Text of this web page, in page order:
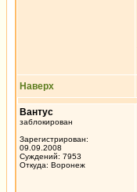
Наверх
Вантус
заблокирован
Зарегистрирован:
09.09.2008
Суждений: 7953
Откуда: Воронеж